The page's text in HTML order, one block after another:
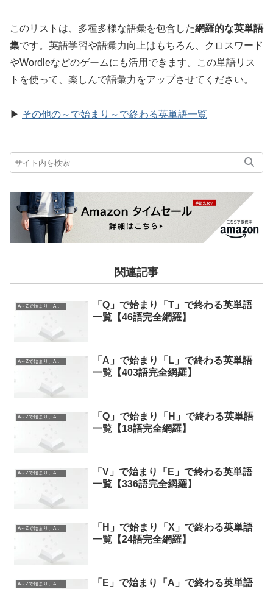
このリストは、多種多様な語彙を包含した網羅的な英単語
集です。英語学習や語彙力向上はもちろん、クロスワード
やWordleなどのゲームにも活用できます。この単語リス
トを使って、楽しんで語彙力をアップさせてください。
▶ その他の～で始まり～で終わる英単語一覧
関連記事
A～Zで始まり、A～Zで終わる英単語
「Q」で始まり「T」で終わる英単語
一覧【46語完全網羅】
A～Zで始まり、A～Zで終わる英単語
「A」で始まり「L」で終わる英単語
一覧【403語完全網羅】
A～Zで始まり、A～Zで終わる英単語
「Q」で始まり「H」で終わる英単語
一覧【18語完全網羅】
A～Zで始まり、A～Zで終わる英単語
「V」で始まり「E」で終わる英単語
一覧【336語完全網羅】
A～Zで始まり、A～Zで終わる英単語
「H」で始まり「X」で終わる英単語
一覧【24語完全網羅】
A～Zで始まり、A～Zで終わる英単語
「E」で始まり「A」で終わる英単語